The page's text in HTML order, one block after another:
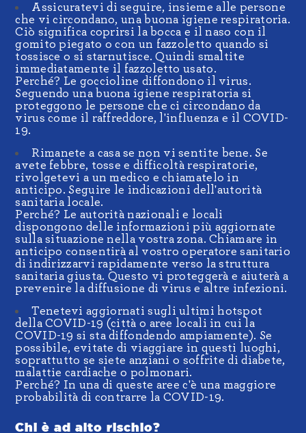
Assicuratevi di seguire, insieme alle persone
che vi circondano, una buona igiene respiratoria.
Ciò significa coprirsi la bocca e il naso con il
gomito piegato o con un fazzoletto quando si
tossisce o si starnutisce. Quindi smaltite
immediatamente il fazzoletto usato.
Perché? Le goccioline diffondono il virus.
Seguendo una buona igiene respiratoria si
proteggono le persone che ci circondano da
virus come il raffreddore, l'influenza e il COVID-
19.
Rimanete a casa se non vi sentite bene. Se
avete febbre, tosse e difficoltà respiratorie,
rivolgetevi a un medico e chiamatelo in
anticipo. Seguire le indicazioni dell'autorità
sanitaria locale.
Perché? Le autorità nazionali e locali
dispongono delle informazioni più aggiornate
sulla situazione nella vostra zona. Chiamare in
anticipo consentirà al vostro operatore sanitario
di indirizzarvi rapidamente verso la struttura
sanitaria giusta. Questo vi proteggerà e aiuterà a
prevenire la diffusione di virus e altre infezioni.
Tenetevi aggiornati sugli ultimi hotspot
della COVID-19 (città o aree locali in cui la
COVID-19 si sta diffondendo ampiamente). Se
possibile, evitate di viaggiare in questi luoghi,
soprattutto se siete anziani o soffrite di diabete,
malattie cardiache o polmonari.
Perché? In una di queste aree c'è una maggiore
probabilità di contrarre la COVID-19.
Chi è ad alto rischio?